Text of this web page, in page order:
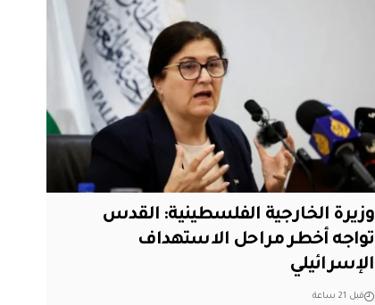
وزيرة الخارجية الفلسطينية: القدس
تواجه أخطر مراحل الاستهداف
الإسرائيلي
قبل 21 ساعة